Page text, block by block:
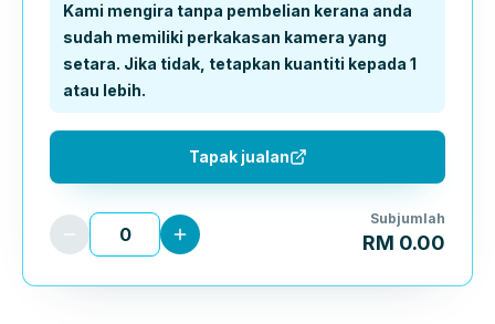
Kami mengira tanpa pembelian kerana anda
sudah memiliki perkakasan kamera yang
setara. Jika tidak, tetapkan kuantiti kepada 1
atau lebih.
Tapak jualan
Subjumlah
RM 0.00